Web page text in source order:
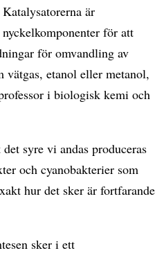
Katalysatorerna är
nyckelkomponenter för att
för omvandling av
vätgas, etanol eller metanol,
i biologisk kemi och
syre vi andas produceras
och cyanobakterier som
hur det sker är fortfarande
sker i ett